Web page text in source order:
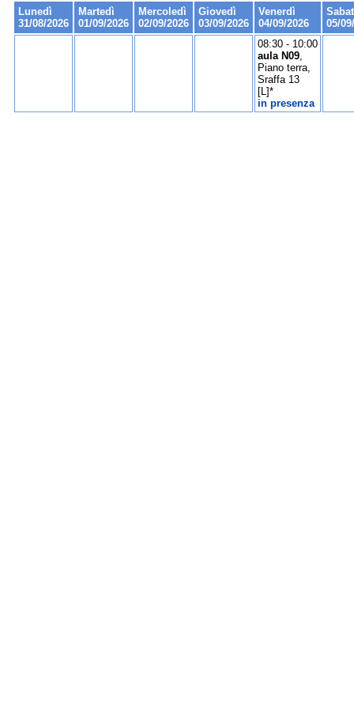
Lunedì
31/08/2026
Martedì
01/09/2026
Mercoledì
02/09/2026
Giovedì
03/09/2026
Venerdì
04/09/2026
05/
08:30 - 10:00
aula N09,
Piano terra,
Sraffa 13
[L]*
in presenza